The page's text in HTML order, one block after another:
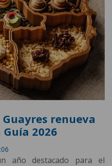
renueva
Guía 2026
año destacado para el